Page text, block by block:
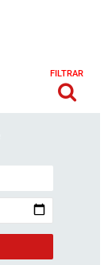
FILTRAR